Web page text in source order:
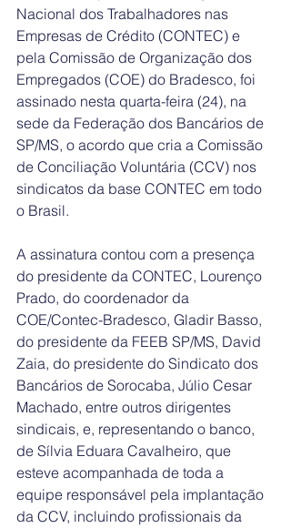
Nacional dos Trabalhadores nas
Empresas de Crédito (CONTEC) e
pela Comissão de Organização dos
Empregados (COE) do Bradesco, foi
assinado nesta quarta-feira (24), na
sede da Federação dos Bancários de
SP/MS, o acordo que cria a Comissão
de Conciliação Voluntária (CCV) nos
sindicatos da base CONTEC em todo
o Brasil.
A assinatura contou com a presença
do presidente da CONTEC, Lourenço
Prado, do coordenador da
COE/Contec-Bradesco, Gladir Basso,
do presidente da FEEB SP/MS, David
Zaia, do presidente do Sindicato dos
Bancários de Sorocaba, Júlio Cesar
Machado, entre outros dirigentes
sindicais, e, representando o banco,
de Sílvia Eduara Cavalheiro, que
esteve acompanhada de toda a
equipe responsável pela implantação
da CCV, incluindo profissionais da